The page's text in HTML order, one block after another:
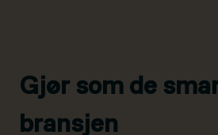
Gjør som de
bransjen